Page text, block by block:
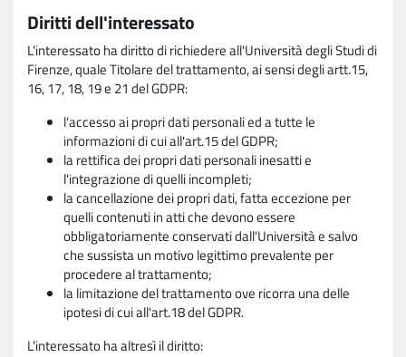
Diritti dell'interessato
L'interessato ha diritto di richiedere all'Università degli Studi di
Firenze, quale Titolare del trattamento, ai sensi degli artt.15,
16, 17, 18, 19 e 21 del GDPR:
l'accesso ai propri dati personali ed a tutte le
informazioni di cui all'art.15 del GDPR;
la rettifica dei propri dati personali inesatti e
l'integrazione di quelli incompleti;
la cancellazione dei propri dati, fatta eccezione per
quelli contenuti in atti che devono essere
obbligatoriamente conservati dall'Università e salvo
che sussista un motivo legittimo prevalente per
procedere al trattamento;
la limitazione del trattamento ove ricorra una delle
ipotesi di cui all'art.18 del GDPR.
L'interessato ha altresì il diritto: